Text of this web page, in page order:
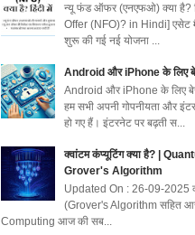
न्यू फंड ऑफर (एनएफओ) क्या है?
Offer (NFO)? in Hindi] एसेट
शुरू की गई नई योजना ...
Android और iPhone के लिए
Android और iPhone के लिए
हम सभी अपनी गोपनीयता और
हो गए हैं। इंटरनेट पर बढ़ती स...
क्वांटम कंप्यूटिंग क्या है? |
Grover's Algorithm
Updated On : 26-09-2025
(Grover's Algorithm सहित
Computing आज की सब...